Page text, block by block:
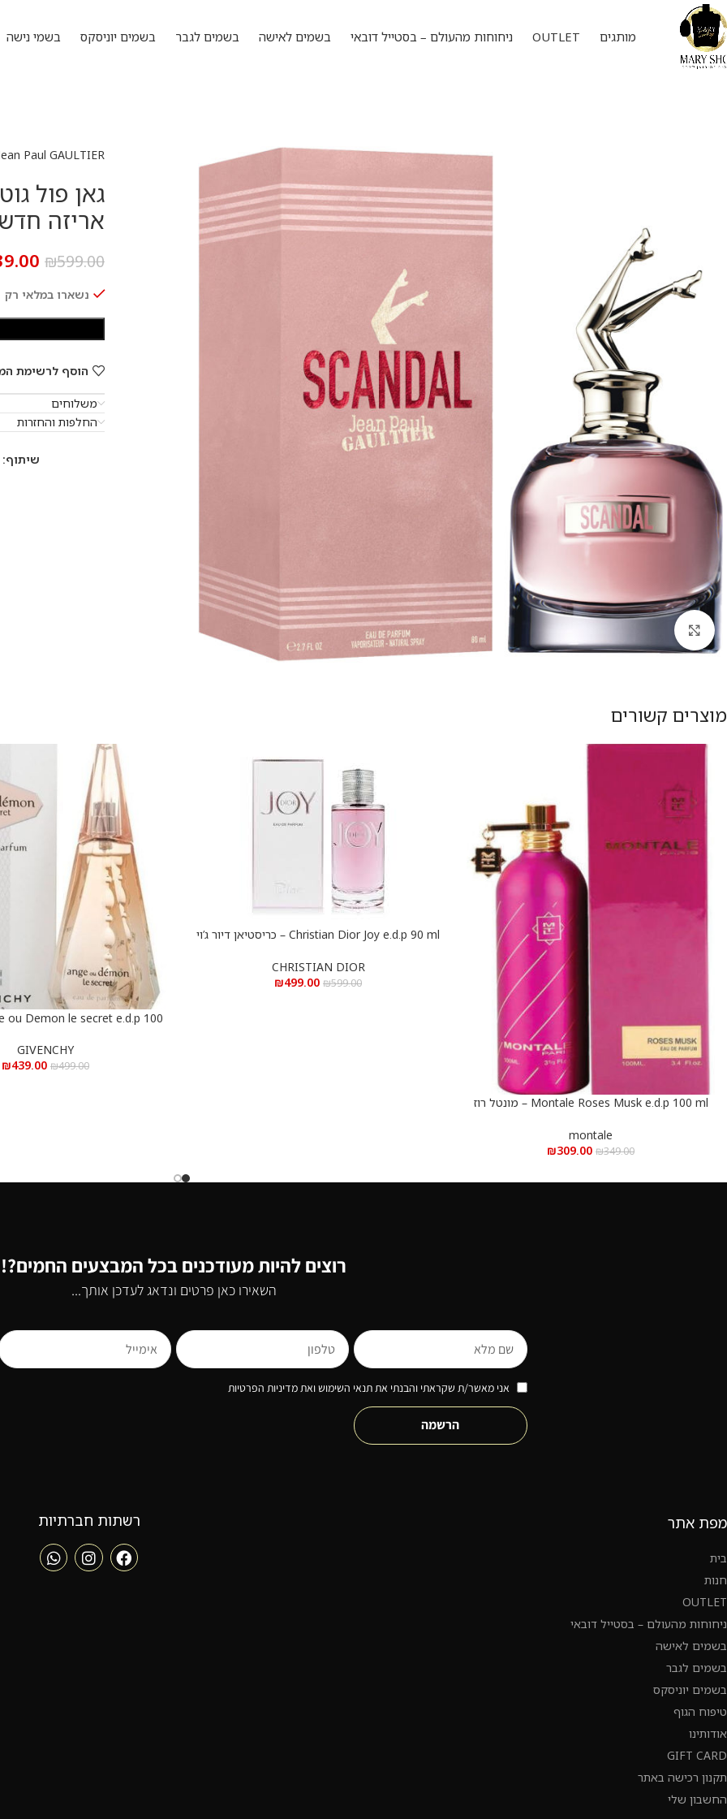
מותגים OUTLET ניחוחות מהעולם – בסטייל דובאי בשמים לאישה בשמים לגבר בשמים יוניסקס בשמי נישה
Paul GAULTIER
אריזה
₪599.00
נשארו במלאי רק 1
הוסף לרשימת
משלוחים
החלפות והחזרות
שיתוף:
מוצרים קשורים
הוספה לסל
Montale Roses Musk e.d.p 100 ml – מונטל רוז
montale
₪349.00
₪309.00
הוספה לסל
Christian Dior Joy e.d.p 90 ml – כריסטיאן דיור ג’וי
CHRISTIAN DIOR
₪599.00
₪499.00
הוספה לסל
ou Demon le secret e.d.p 100
GIVENCHY
₪499.00
₪439.00
רוצים להיות מעודכנים בכל המבצעים החמים?!
השאירו כאן פרטים ונדאג לעדכן אותך...
אני מאשר/ת שקראתי והבנתי את תנאי השימוש ואת מדיניות הפרטיות
הרשמה
מפת אתר
בית
חנות
OUTLET
ניחוחות מהעולם – בסטייל דובאי
בשמים לאישה
בשמים לגבר
בשמים יוניסקס
טיפוח הגוף
אודותינו
GIFT CARD
תקנון רכישה באתר
החשבון שלי
רשתות חברתיות